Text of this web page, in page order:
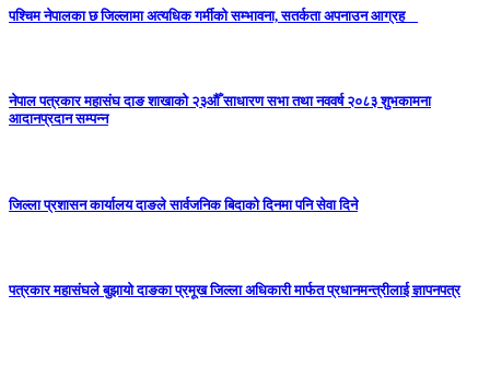
पश्चिम नेपालका छ जिल्लामा अत्यधिक गर्मीको सम्भावना, सतर्कता अपनाउन आग्रह
नेपाल पत्रकार महासंघ दाङ शाखाको २३औँ साधारण सभा तथा नववर्ष २०८३ शुभकामना
आदानप्रदान सम्पन्न
जिल्ला प्रशासन कार्यालय दाङले सार्वजनिक बिदाको दिनमा पनि सेवा दिने
पत्रकार महासंघले बुझायो दाङका प्रमूख जिल्ला अधिकारी मार्फत प्रधानमन्त्रीलाई ज्ञापनपत्र